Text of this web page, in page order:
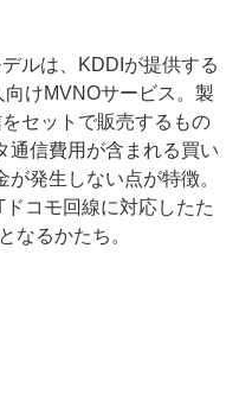
ルは、KDDIが提供する
向けMVNOサービス。製
セットで販売するもの
通信費用が含まれる買い
発生しない点が特徴。
コモ回線に対応したた
なるかたち。